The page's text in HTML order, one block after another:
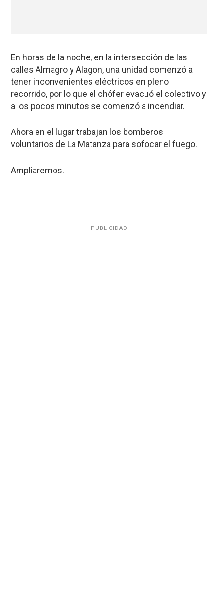
En horas de la noche, en la intersección de las
calles Almagro y Alagon, una unidad comenzó a
tener inconvenientes eléctricos en pleno
recorrido, por lo que el chófer evacuó el colectivo y
a los pocos minutos se comenzó a incendiar.
Ahora en el lugar trabajan los bomberos
voluntarios de La Matanza para sofocar el fuego.
Ampliaremos.
PUBLICIDAD